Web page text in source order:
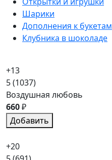
Шарики
Дополнения к букетам
Клубника в шоколаде
+13
5(1037)
Воздушная любовь
660₽
Добавить
+20